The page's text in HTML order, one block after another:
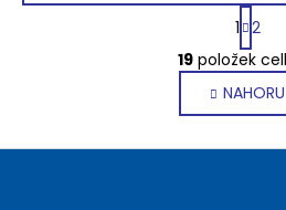
O
v
l
á
d
S
t
r
á
n
k
o
1 2
19položek
NAHORU